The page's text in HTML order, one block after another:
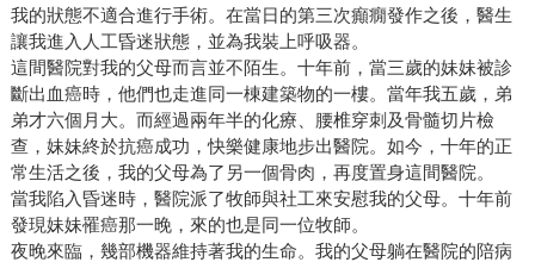
我的狀態不適合進行手術。在當日的第三次癲癇發作之後，醫生
讓我進入人工昏迷狀態，並為我裝上呼吸器。
這間醫院對我的父母而言並不陌生。十年前，當三歲的妹妹被診
斷出血癌時，他們也走進同一棟建築物的一樓。當年我五歲，弟
弟才六個月大。而經過兩年半的化療、腰椎穿刺及骨髓切片檢
查，妹妹終於抗癌成功，快樂健康地步出醫院。如今，十年的正
常生活之後，我的父母為了另一個骨肉，再度置身這間醫院。
當我陷入昏迷時，醫院派了牧師與社工來安慰我的父母。十年前
發現妹妹罹癌那一晚，來的也是同一位牧師。
夜晚來臨，幾部機器維持著我的生命。我的父母躺在醫院的陪病